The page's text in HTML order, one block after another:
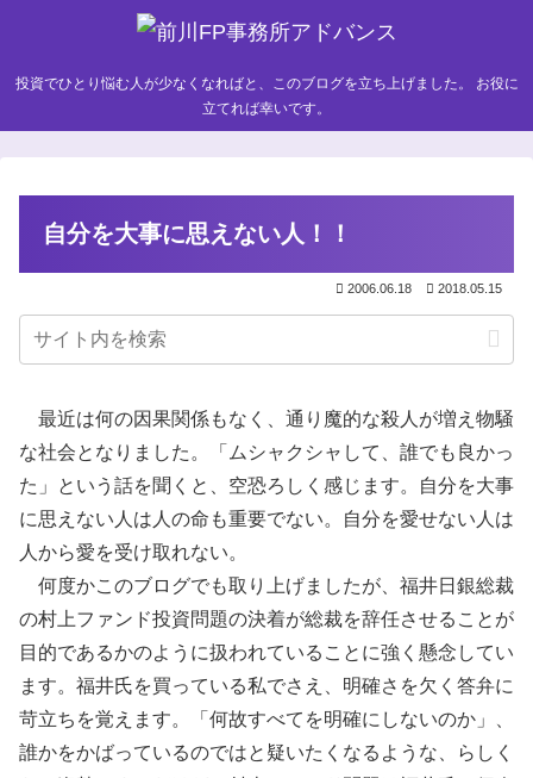
投資でひとり悩む人が少なくなればと、このブログを立ち上げました。 お役に
立てれば幸いです。
自分を大事に思えない人！！
2006.06.18 2018.05.15
最近は何の因果関係もなく、通り魔的な殺人が増え物騒
な社会となりました。「ムシャクシャして、誰でも良かっ
た」という話を聞くと、空恐ろしく感じます。自分を大事
に思えない人は人の命も重要でない。自分を愛せない人は
人から愛を受け取れない。
何度かこのブログでも取り上げましたが、福井日銀総裁
の村上ファンド投資問題の決着が総裁を辞任させることが
目的であるかのように扱われていることに強く懸念してい
ます。福井氏を買っている私でさえ、明確さを欠く答弁に
苛立ちを覚えます。「何故すべてを明確にしないのか」、
誰かをかばっているのではと疑いたくなるような、らしく